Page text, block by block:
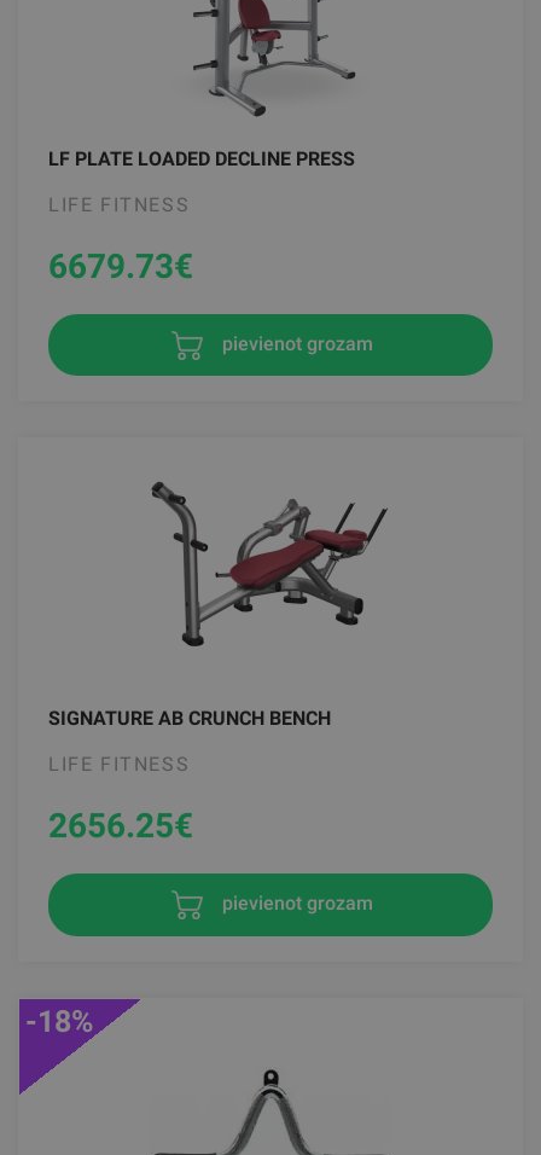
LF PLATE LOADED DECLINE PRESS
LIFE FITNESS
6679.73€
pievienot grozam
SIGNATURE AB CRUNCH BENCH
LIFE FITNESS
2656.25€
pievienot grozam
-18%